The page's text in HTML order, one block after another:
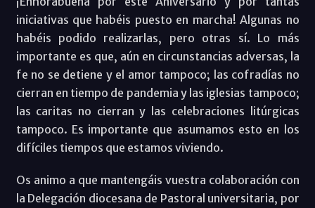
iniciativas que habéis puesto en marcha! Algunas no
habéis podido realizarlas, pero otras sí. Lo más
importante es que, aún en circunstancias adversas, la
fe no se detiene y el amor tampoco; las cofradías no
cierran en tiempo de pandemia y las iglesias tampoco;
las caritas no cierran y las celebraciones litúrgicas
tampoco. Es importante que asumamos esto en los
difíciles tiempos que estamos viviendo.
Os animo a que mantengáis vuestra colaboración con
la Delegación diocesana de Pastoral universitaria, por